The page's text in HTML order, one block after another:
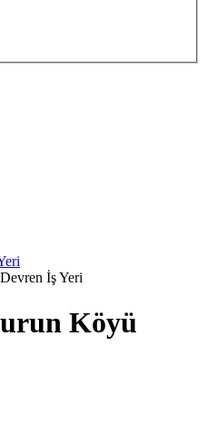
İş Yeri
Köyü